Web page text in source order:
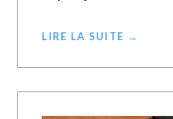
LIRE LA SUITE →